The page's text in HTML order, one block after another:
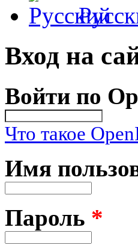
Вход на
Войти по
Что такое
Имя
Пароль *